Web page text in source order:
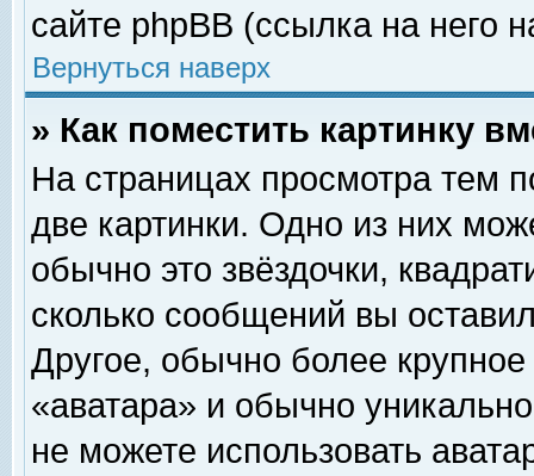
сайте phpBB (ссылка на него
Вернуться наверх
» Как поместить картинку
На страницах просмотра тем
две картинки. Одно из них
обычно это звёздочки,
сколько сообщений вы
Другое, обычно более
«аватара» и обычно
не можете использовать